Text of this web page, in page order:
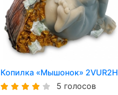
Копилка «Мышонок» 2VUR2H
5 голосов